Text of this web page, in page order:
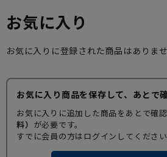
お気に入り
お気に入りに登録された商品はありませ
お気に入り商品を保存して、あとで
お気に入りに追加した商品をあとで確
料） が必要です。
すでに会員の方はログインしてください